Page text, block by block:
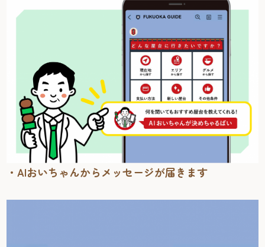
・AIおいちゃんからメッセージが届きます